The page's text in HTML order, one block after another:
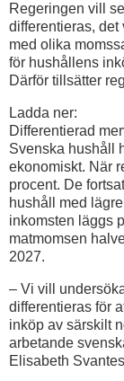
Regeringen vill
differentieras,
med olika
för hushållens
Därför tillsätter
Ladda ner:
Differentierad
Svenska hushåll
ekonomiskt. När
procent. De
hushåll med
inkomsten läggs
matmomsen
2027.
– Vi vill
differentieras för
inköp av särskilt
arbetande
Elisabeth